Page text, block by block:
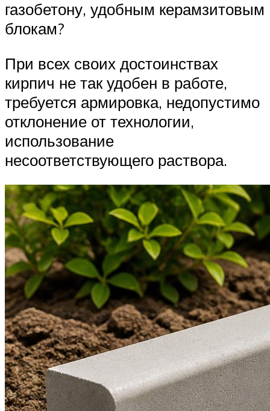
газобетону, удобным керамзитовым
блокам?
При всех своих достоинствах
кирпич не так удобен в работе,
требуется армировка, недопустимо
отклонение от технологии,
использование
несоответствующего раствора.